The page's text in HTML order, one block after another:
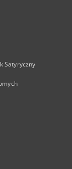
Satyryczny